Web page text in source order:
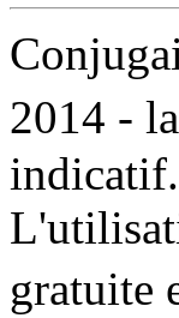
2014 -
indicatif.
gratuite